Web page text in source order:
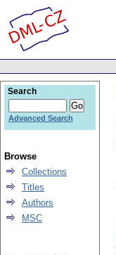
Search
Advanced Search
Browse
Collections
Titles
Authors
MSC